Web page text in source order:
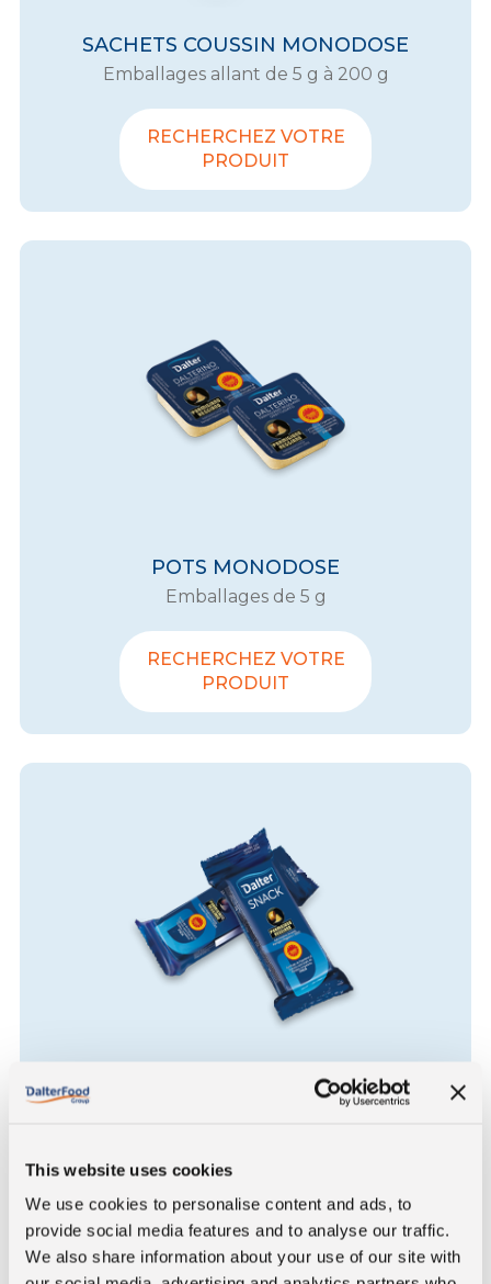
This website uses cookies
We use cookies to personalise content and ads, to
provide social media features and to analyse our traffic.
We also share information about your use of our site with
SACHETS COUSSIN MONODOSE
Emballages allant de 5 g à 200 g
RECHERCHEZ VOTRE
PRODUIT
POTS MONODOSE
Emballages de 5 g
RECHERCHEZ VOTRE
PRODUIT
RECHERCHEZ VOTRE
PRODUIT